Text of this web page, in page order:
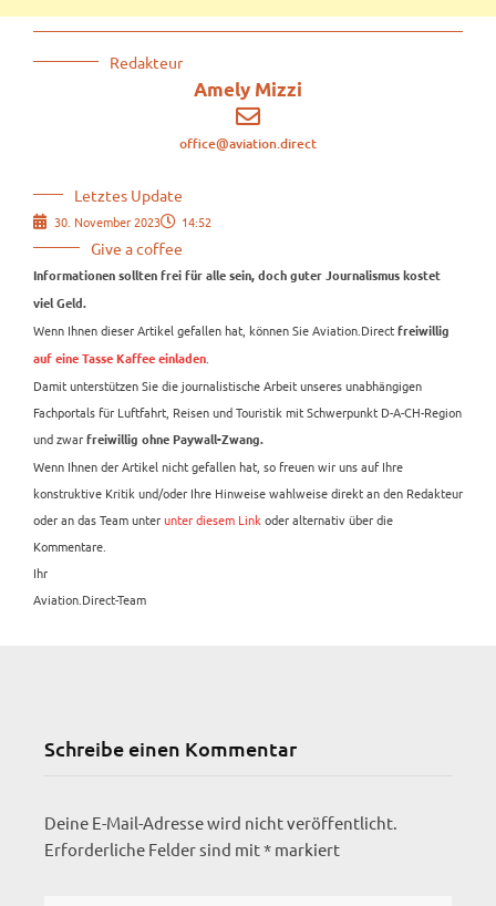
Redakteur
Amely Mizzi
office@aviation.direct
Letztes Update
30. November 2023 14:52
Give a coffee
Informationen sollten frei für alle sein, doch guter Journalismus kostet
viel Geld.
Wenn Ihnen dieser Artikel gefallen hat, können Sie Aviation.Direct freiwillig
auf eine Tasse Kaffee einladen
Damit unterstützen Sie die journalistische Arbeit unseres unabhängigen
Fachportals für Luftfahrt, Reisen und Touristik mit Schwerpunkt D-A-CH-Region
und zwar freiwillig ohne Paywall-Zwang.
Wenn Ihnen der Artikel nicht gefallen hat, so freuen wir uns auf Ihre
konstruktive Kritik und/oder Ihre Hinweise wahlweise direkt an den Redakteur
oder an das Team unterunter diesem Link oder alternativ über die
Kommentare.
Ihr
Aviation.Direct-Team
Schreibe einen Kommentar
Deine E-Mail-Adresse wird nicht veröffentlicht.
Erforderliche Felder sind mit* markiert